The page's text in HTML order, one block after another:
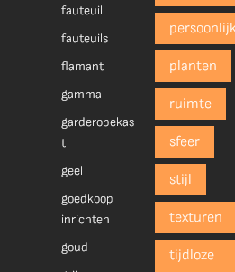
fauteuil
fauteuils
flamant
gamma
garderobekas
t
geel
goedkoop
inrichten
goud
planten
ruimte
sfeer
stijl
texturen
tijdloze